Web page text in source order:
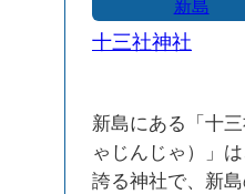
「石の動物園」は
で、心温まるひ
い。
新島
十三社神社
新島にある「十
ゃじんじゃ）」
誇る神社で、新